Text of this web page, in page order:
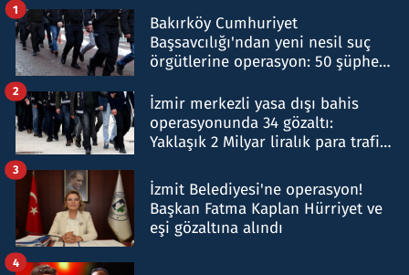
Bakırköy Cumhuriyet
Başsavcılığı'ndan yeni nesil suç
örgütlerine operasyon: 50 şüpheli
1
İzmir merkezli yasa dışı bahis
operasyonunda 34 gözaltı:
Yaklaşık 2 Milyar liralık para trafiği
2
İzmit Belediyesi'ne operasyon!
Başkan Fatma Kaplan Hürriyet ve
eşi gözaltına alındı
3
4